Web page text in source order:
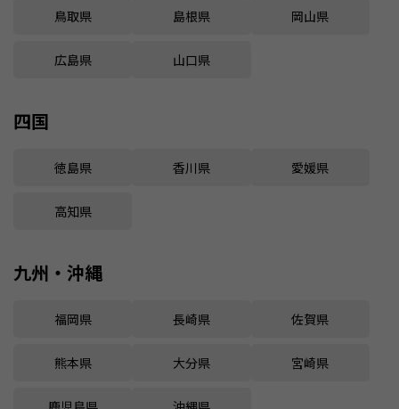
鳥取県 島根県 岡山県
広島県 山口県
四国
徳島県 香川県 愛媛県
高知県
九州・沖縄
福岡県 長崎県 佐賀県
熊本県 大分県 宮崎県